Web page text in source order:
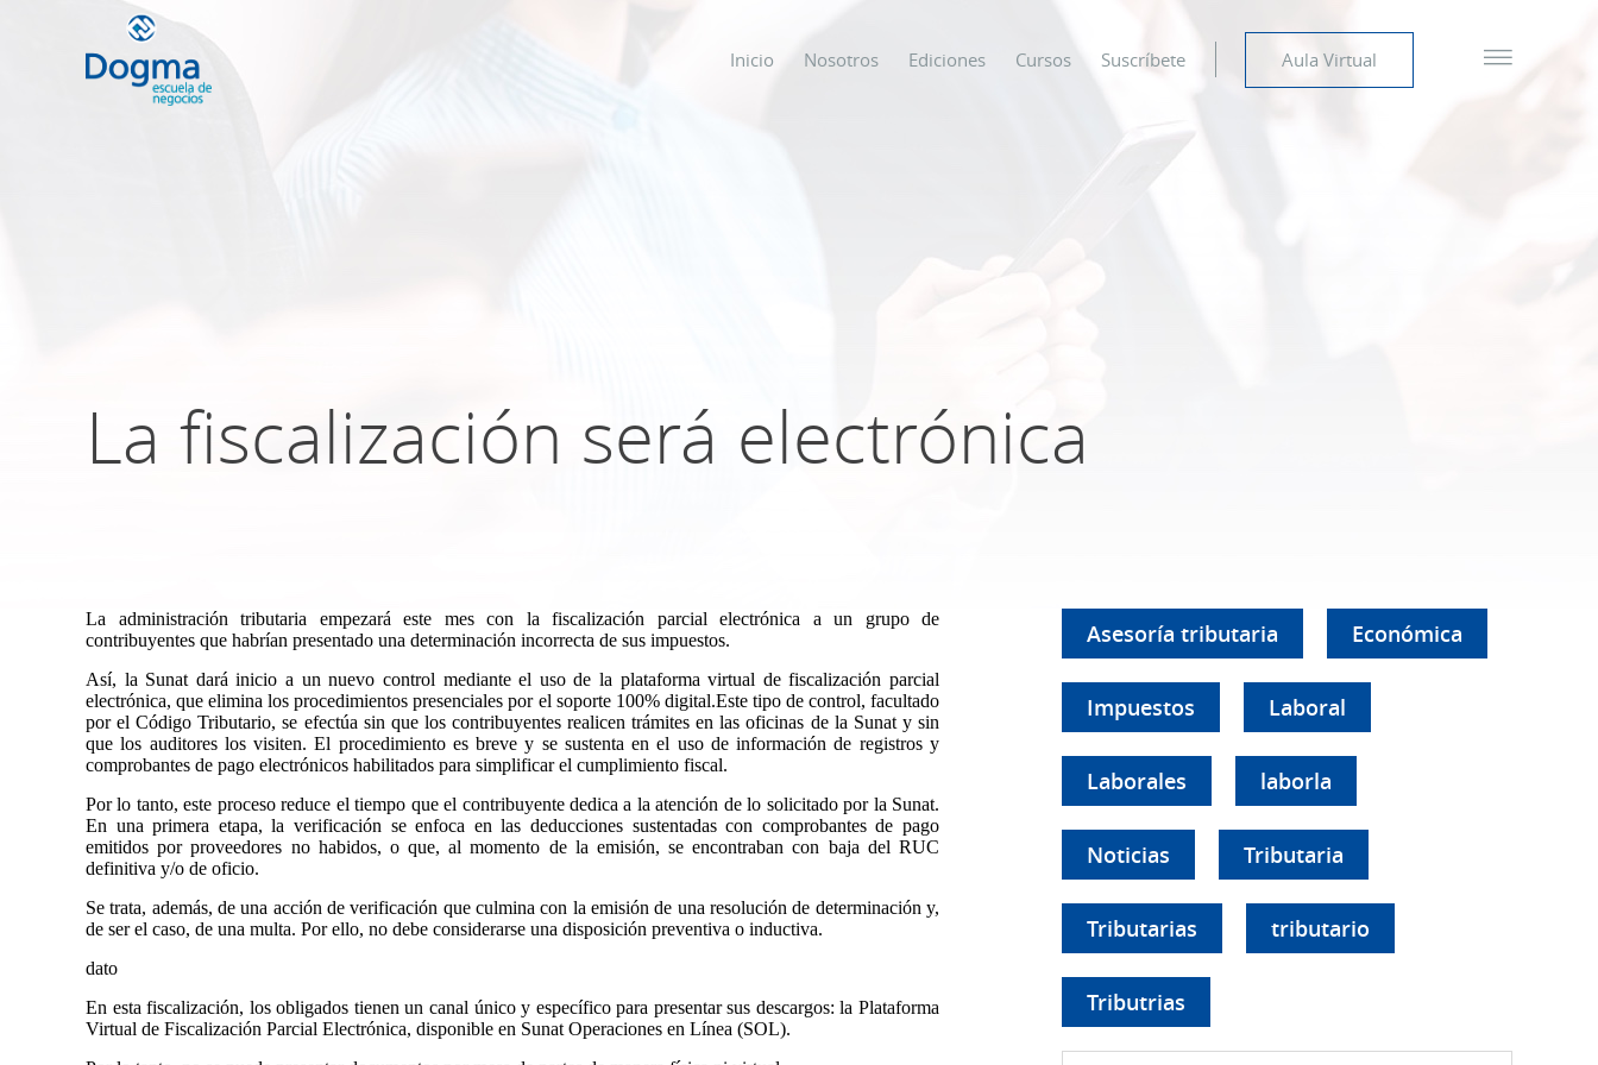
Inicio Nosotros Ediciones Cursos Suscríbete Aula Virtual
La fiscalización será electrónica
La administración tributaria empezará este mes con la fiscalización parcial electrónica a un grupo de
contribuyentes que habrían presentado una determinación incorrecta de sus impuestos.
Así, la Sunat dará inicio a un nuevo control mediante el uso de la plataforma virtual de fiscalización parcial
electrónica, que elimina los procedimientos presenciales por el soporte 100% digital.Este tipo de control, facultado
por el Código Tributario, se efectúa sin que los contribuyentes realicen trámites en las oficinas de la Sunat y sin
que los auditores los visiten. El procedimiento es breve y se sustenta en el uso de información de registros y
comprobantes de pago electrónicos habilitados para simplificar el cumplimiento fiscal.
Por lo tanto, este proceso reduce el tiempo que el contribuyente dedica a la atención de lo solicitado por la Sunat.
En una primera etapa, la verificación se enfoca en las deducciones sustentadas con comprobantes de pago
emitidos por proveedores no habidos, o que, al momento de la emisión, se encontraban con baja del RUC
definitiva y/o de oficio.
Se trata, además, de una acción de verificación que culmina con la emisión de una resolución de determinación y,
de ser el caso, de una multa. Por ello, no debe considerarse una disposición preventiva o inductiva.
dato
En esta fiscalización, los obligados tienen un canal único y específico para presentar sus descargos: la Plataforma
Virtual de Fiscalización Parcial Electrónica, disponible en Sunat Operaciones en Línea (SOL).
Asesoría tributaria Económica
Impuestos Laboral
Laborales laborla
Noticias Tributaria
Tributarias tributario
Tributrias